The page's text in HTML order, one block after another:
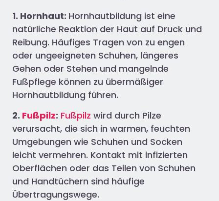
1. Hornhaut: Hornhautbildung ist eine
natürliche Reaktion der Haut auf Druck und
Reibung. Häufiges Tragen von zu engen
oder ungeeigneten Schuhen, längeres
Gehen oder Stehen und mangelnde
Fußpflege können zu übermäßiger
Hornhautbildung führen.
2. Fußpilz: Fußpilz wird durch Pilze
verursacht, die sich in warmen, feuchten
Umgebungen wie Schuhen und Socken
leicht vermehren. Kontakt mit infizierten
Oberflächen oder das Teilen von Schuhen
und Handtüchern sind häufige
Übertragungswege.